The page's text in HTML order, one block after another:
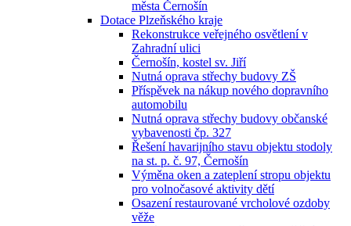
města Černošín
Dotace Plzeňského kraje
Rekonstrukce veřejného osvětlení v
Zahradní ulici
Černošín, kostel sv. Jiří
Nutná oprava střechy budovy ZŠ
Příspěvek na nákup nového dopravního
automobilu
Nutná oprava střechy budovy občanské
vybavenosti čp. 327
Řešení havarijního stavu objektu stodoly
na st. p. č. 97, Černošín
Výměna oken a zateplení stropu objektu
pro volnočasové aktivity dětí
Osazení restaurované vrcholové ozdoby
věže